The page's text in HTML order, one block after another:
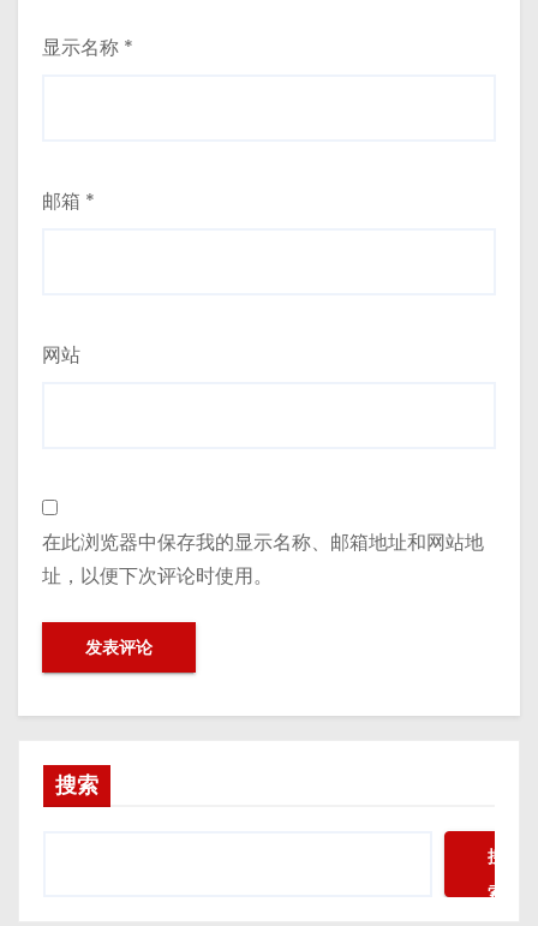
显示名称 *
邮箱 *
网站
在此浏览器中保存我的显示名称、邮箱地址和网站地
址，以便下次评论时使用。
搜索
搜
索